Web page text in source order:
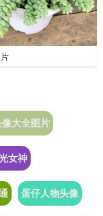
大全图片
女神
蛋仔人物头像